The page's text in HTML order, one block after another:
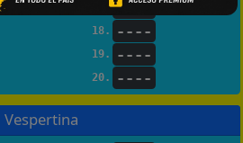
17. ----
18. ----
19. ----
20. ----
Vespertina